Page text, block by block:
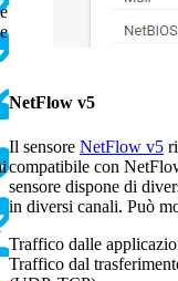
NetFlow v5
Il sensore NetFlow v5
compatibile con
sensore dispone di
in diversi canali. Può
Traffico dalle
Traffico dal